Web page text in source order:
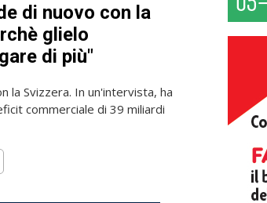
di nuovo con la
glielo
di più"
la Svizzera. In un'intervista, ha
commerciale di 39 miliardi